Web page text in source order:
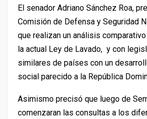
El senador Adriano Sánchez Roa,
Comisión de Defensa y Seguridad
que realizan un análisis
la actual Ley de Lavado, y con
similares de países con un
social parecido a la República
Asimismo precisó que luego de
comenzaran las consultas a los